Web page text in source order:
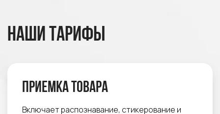
Наши тарифы
Приемка товара
Включает распознавание, стикерование и